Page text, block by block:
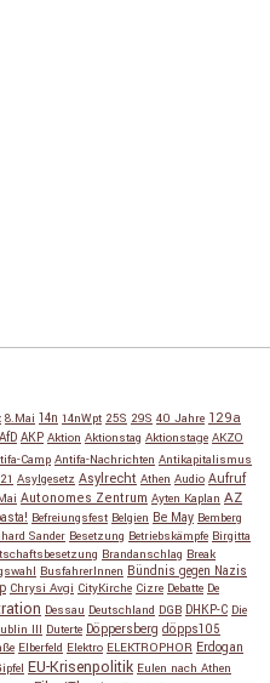
8.Mai 14n 14nWpt 25S 29S 40 Jahre 129a
AfD AKP Aktion Aktionstag Aktionstage AKZO
Camp Antifa-Nachrichten Antikapitalismus
Asylgesetz Asylrecht Athen Audio Aufruf
Autonomes Zentrum Ayten Kaplan AZ
Befreiungsfest Belgien Be May Bemberg
Sander Besetzung Betriebskämpfe Birgitta
Brandanschlag Break
BusfahrerInnen Bündnis gegen Nazis
Chrysi Avgi CityKirche Cizre Debatte De
Dessau Deutschland DGB DHKP-C Die
III Duterte Döppersberg döpps105
Elberfeld Elektro ELEKTROPHOR Erdogan
EU-Krisenpolitik Eulen nach Athen